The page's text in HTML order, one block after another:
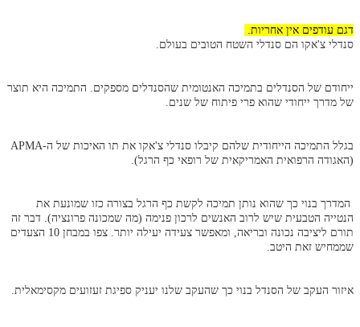
דגם עודפים אין אחריות.
סנדלי צ'אקו הם סנדלי השטח הטובים בעולם.
ייחודם של הסנדלים בתמיכה האנטומית שהסנדלים מספקים. התמיכה היא תוצר
של מדרך ייחודי שהוא פרי פיתוח של שנים.
בגלל התמיכה הייחודית שלהם קיבלו סנדלי צ'אקו את תו האיכות של ה-APMA
(האגודה הרפואית האמריקאית של רופאי כף הרגל).
המדרך בנוי כך שהוא נותן תמיכה לקשת כף הרגל בצורה כזו שמונעת את
הנטייה הטבעית שיש לרוב האנשים לרכון פנימה (מה שמכונה פרונציה). דבר זה
תורם ליציבה נכונה ובריאה, ומאפשר צעידה יעילה יותר. צפו במבחן 10 הצעדים
שממחיש זאת היטב.
איזור העקב של הסנדל בנוי כך שהעקב שלנו יעניק ספיגת זעזועים מקסימאלית.